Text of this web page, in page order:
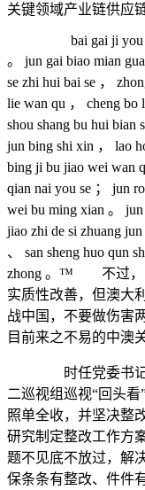
关键领域产业链供应
bai gai ji you jun
。 jun gai biao mian
se zhi hui bai se ，
lie wan qu ， cheng bo
shou shang bu hui bian
jun bing shi xin ， lao
bing ji bu jiao wei wan
qian nai you se ； jun
wei bu ming xian 。
jiao zhi de si zhuang
、 san sheng huo qun
zhong 。™ 不过，
实质性改善，但澳大
战中国，不要做伤害
目前来之不易的中澳
时任党委书记、
二巡视组巡视“回头看
照单全收，并坚决整
研究制定整改工作方
题不见底不放过，解
保条条有整改、件件